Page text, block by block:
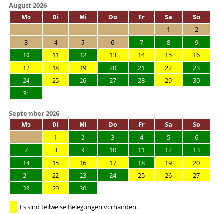
August 2026
Mo
Di Mi Do Fr Sa
So
1
2
3
4 5 6 7 8
9
10
11 12 13 14 15
16
17
18 19 20 21 22
23
24
25 26 27 28 29
30
31
September 2026
Mo
Di Mi Do Fr Sa
So
1
2 3 4 5
6
7
8 9 10 11 12
13
14
15 16 17 18 19
20
21
22 23 24 25 26
27
28
29 30
Es sind teilweise Belegungen vorhanden.